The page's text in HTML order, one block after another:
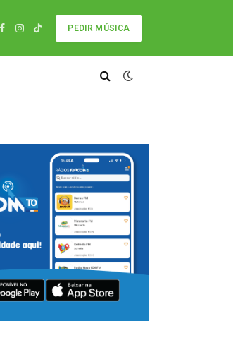
Facebook
Instagram
TikTok
PEDIR MÚSICA